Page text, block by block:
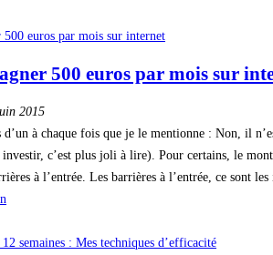
500 euros par mois sur
2015
à chaque fois que je le mentionne : Non, il
c’est plus joli à lire). Pour certains, le
à l’entrée. Les barrières à l’entrée, ce sont